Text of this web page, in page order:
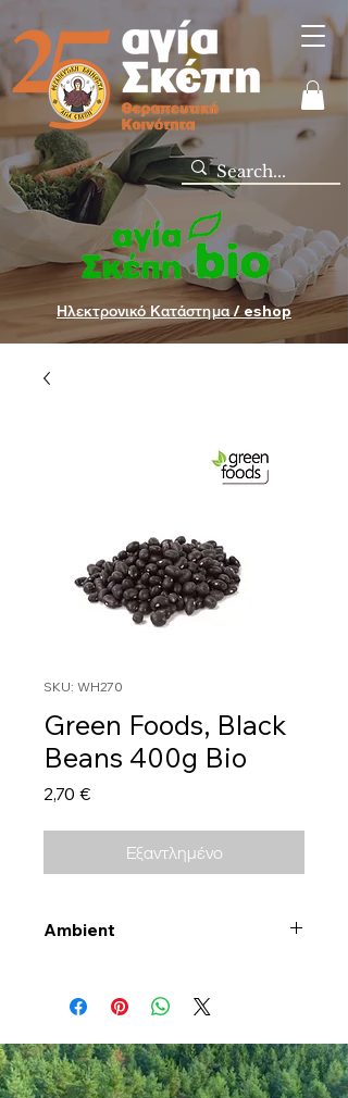
Ηλεκτρονικό Κατάστημα / eshop
SKU: WH270
Green Foods, Black
Beans 400g Bio
2,70 €Τιμή
Εξαντλημένο
Ambient